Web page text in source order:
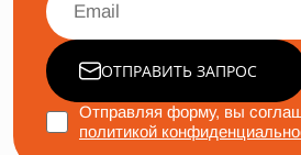
ОТПРАВИТЬ ЗАПРОС
Отправляя форму, вы
политикой